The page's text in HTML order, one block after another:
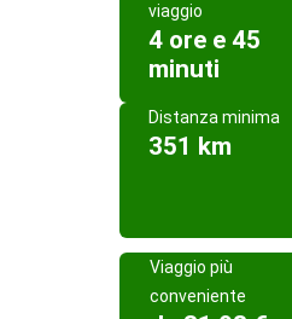
viaggio
4 ore e 45
minuti
Distanza minima
351 km
Viaggio più
conveniente